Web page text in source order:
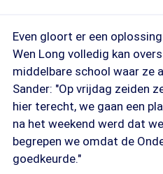
Even gloort er een
Wen Long volledig kan
middelbare school waar ze
Sander: "Op vrijdag zeiden
hier terecht, we gaan een
na het weekend werd dat
begrepen we omdat de
goedkeurde."